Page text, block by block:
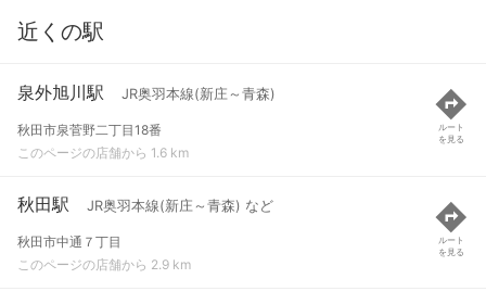
近くの駅
泉外旭川駅 JR奥羽本線(新庄～青森)
秋田市泉菅野二丁目18番
このページの店舗から 1.6 km
ルート
を見る
秋田駅 JR奥羽本線(新庄～青森) など
秋田市中通７丁目
このページの店舗から 2.9 km
ルート
を見る